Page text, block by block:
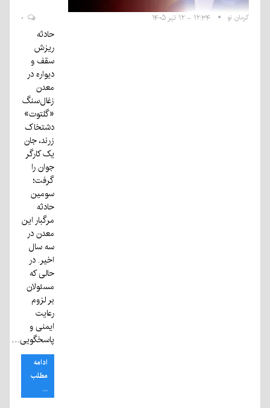
کرمان نو ۱۲:۳۴ - ۱۲ تیر ۱۴۰۵
حادثه
ریزش
سقف و
دیواره در
معدن
زغال‌سنگ
«گلتوت»
دشتخاک
زرند، جان
یک کارگر
جوان را
گرفت؛
سومین
حادثه
مرگبار این
معدن در
سه سال
اخیر. در
حالی که
مسئولان
بر لزوم
رعایت
ایمنی و
پاسخگویی…
ادامه
مطلب
...